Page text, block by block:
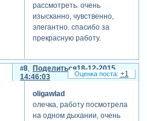
рассмотреть. очень
изысканно, чувственно,
элегантно. спасибо за
прекрасную работу.
Поделиться
8
18-12-2015
14:46:03
oligawlad
олечка, работу посмотрела
на одном дыхании, очень
+1